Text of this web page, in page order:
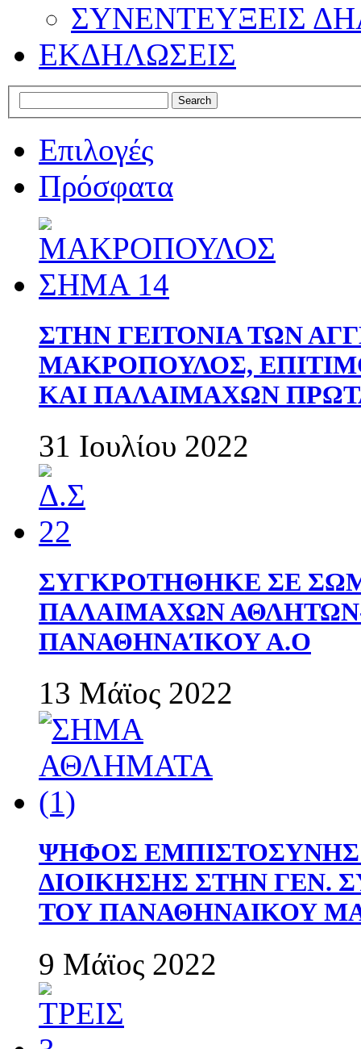
ΣΥΝΕΝΤΕΥΞΕΙΣ
ΕΚΔΗΛΩΣΕΙΣ
Επιλογές
Πρόσφατα
ΣΤΗΝ ΓΕΙΤΟΝΙΑ ΤΩΝ
ΜΑΚΡΟΠΟΥΛΟΣ,
ΚΑΙ ΠΑΛΑΙΜΑΧΩΝ
31 Ιουλίου 2022
ΣΥΓΚΡΟΤΗΘΗΚΕ ΣΕ
ΠΑΛΑΙΜΑΧΩΝ
ΠΑΝΑΘΗΝΑΊΚΟΥ Α.Ο
13 Μάϊος 2022
ΨΗΦΟΣ
ΔΙΟΙΚΗΣΗΣ ΣΤΗΝ ΓΕΝ.
ΤΟΥ ΠΑΝΑΘΗΝΑΙΚΟΥ
9 Μάϊος 2022